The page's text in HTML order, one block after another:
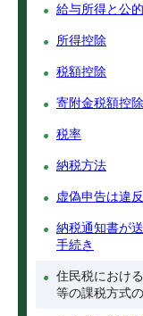
給与所得と公
所得控除
税額控除
寄附金税額控
税率
納税方法
虚偽申告は違
納税通知書が
手続き
住民税におけ
等の課税方式